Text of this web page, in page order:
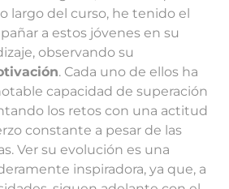
largo del curso, he tenido el
a estos jóvenes en su
observando su
. Cada uno de ellos ha
capacidad de superación
los retos con una actitud
constante a pesar de las
Ver su evolución es una
inspiradora, ya que, a